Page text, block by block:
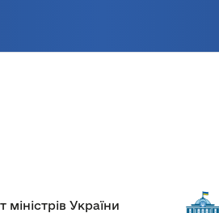
міністрів України